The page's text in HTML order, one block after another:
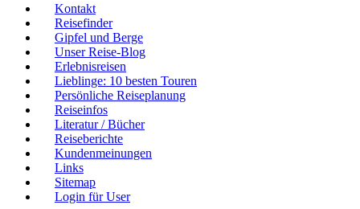
Kontakt
Reisefinder
Gipfel und Berge
Unser Reise-Blog
Erlebnisreisen
Lieblinge: 10 besten Touren
Persönliche Reiseplanung
Reiseinfos
Literatur / Bücher
Reiseberichte
Kundenmeinungen
Links
Sitemap
Login für User